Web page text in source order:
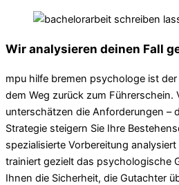
Wir analysieren deinen Fall
mpu hilfe bremen psychologe ist
dem Weg zurück zum Führerschein.
unterschätzen die Anforderungen –
Strategie steigern Sie Ihre
spezialisierte Vorbereitung
trainiert gezielt das psychologische
Ihnen die Sicherheit, die Gutachter